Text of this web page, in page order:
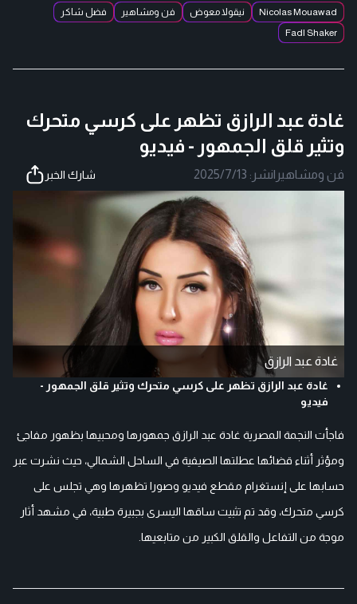
Nicolas Mouawad نيقولا معوض فن ومشاهير
فضل شاكر
Fadl Shaker
غادة عبد الرازق تظهر على كرسي متحرك
وتثير قلق الجمهور - فيديو
فن ومشاهير |نشر: 2025/7/13 شارك الخبر
غادة عبد الرازق
غادة عبد الرازق تظهر على كرسي متحرك وتثير قلق الجمهور -
فيديو
فاجأت النجمة المصرية غادة عبد الرازق جمهورها ومحبيها بظهور مفاجئ
ومؤثر أثناء قضائها عطلتها الصيفية في الساحل الشمالي، حيث نشرت عبر
حسابها على إنستغرام مقطع فيديو وصورا تظهرها وهي تجلس على
كرسي متحرك، وقد تم تثبيت ساقها اليسرى بجبيرة طبية، في مشهد أثار
موجة من التفاعل والقلق الكبير من متابعيها.